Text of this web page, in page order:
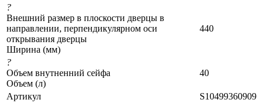
?
Внешний размер в плоскости дверцы в
направлении, перпендикулярном оси
открывания дверцы
Ширина (мм)
440
?
Объем внутненний сейфа
Объем (л)
40
Артикул
S10499360909